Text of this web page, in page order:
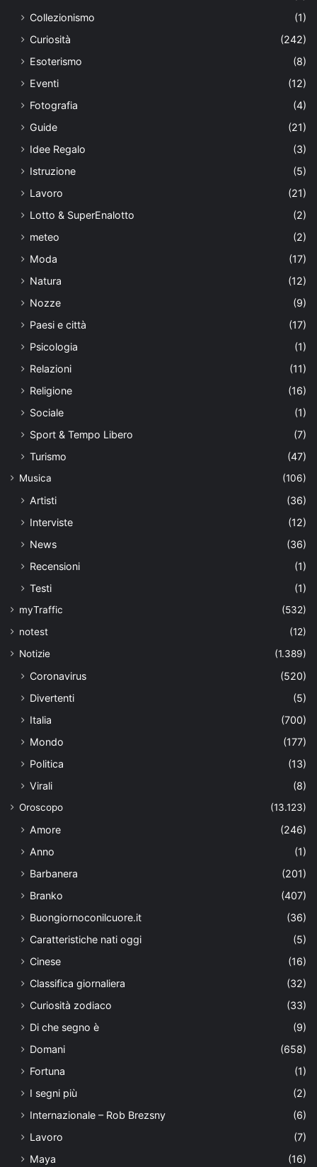
Collezionismo
(1)
Curiosità
(242)
Esoterismo
(8)
Eventi
(12)
Fotografia
(4)
Guide
(21)
Idee Regalo
(3)
Istruzione
(5)
Lavoro
(21)
Lotto & SuperEnalotto
(2)
meteo
(2)
Moda
(17)
Natura
(12)
Nozze
(9)
Paesi e città
(17)
Psicologia
(1)
Relazioni
(11)
Religione
(16)
Sociale
(1)
Sport & Tempo Libero
(7)
Turismo
(47)
Musica (106)
Artisti
(36)
Interviste
(12)
News
(36)
Recensioni
(1)
Testi
(1)
myTraffic
(532)
notest
(12)
Notizie
(1.389)
Coronavirus
(520)
Divertenti
(5)
Italia
(700)
Mondo
(177)
Politica
(13)
Virali
(8)
Oroscopo (13.123)
Amore
(246)
Anno
(1)
Barbanera
(201)
Branko
(407)
Buongiornoconilcuore.it
(36)
Caratteristiche nati oggi
(5)
Cinese
(16)
Classifica giornaliera
(32)
Curiosità zodiaco
(33)
Di che segno è
(9)
Domani
(658)
Fortuna
(1)
I segni più
(2)
Internazionale – Rob Brezsny
(6)
Lavoro
(7)
Maya
(16)